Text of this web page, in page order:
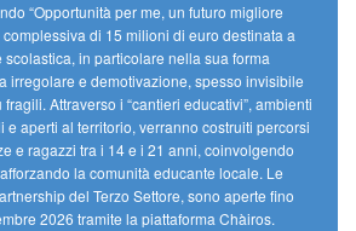
“Opportunità per me, un futuro migliore
di 15 milioni di euro destinata a
in particolare nella sua forma
irregolare e demotivazione, spesso invisibile
Attraverso i “cantieri educativi”, ambienti
aperti al territorio, verranno costruiti percorsi
e ragazzi tra i 14 e i 21 anni, coinvolgendo
la comunità educante locale. Le
del Terzo Settore, sono aperte fino
2026 tramite la piattaforma Chàiros.